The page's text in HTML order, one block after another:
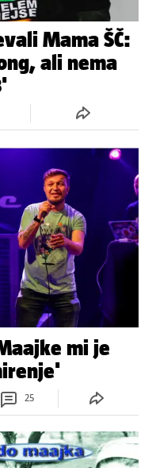
Mama ŠČ:
ali nema
mi je
25